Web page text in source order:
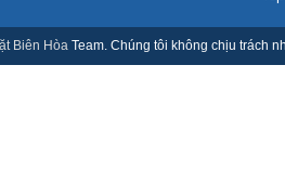
Biên Hòa Team. Chúng tôi không chịu trách